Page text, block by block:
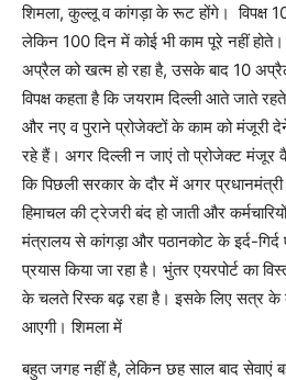
शिमला, कुल्लू व कांगड़ा के रूट होंगे। विपक्ष
लेकिन 100 दिन में कोई भी काम पूरे नहीं
अप्रैल को खत्म हो रहा है, उसके बाद 10
विपक्ष कहता है कि जयराम दिल्ली आते जाते
और नए व पुराने प्रोजेक्टों के काम को मंजूरी
रहे हैं। अगर दिल्ली न जाएं तो प्रोजेक्ट
कि पिछली सरकार के दौर में अगर
हिमाचल की ट्रेजरी बंद हो जाती और
मंत्रालय से कांगड़ा और पठानकोट के इर्द-गिर्द
प्रयास किया जा रहा है। भुंतर एयरपोर्ट का
के चलते रिस्क बढ़ रहा है। इसके लिए सत्र के
आएगी। शिमला में
बहुत जगह नहीं है, लेकिन छह साल बाद सेवाएं